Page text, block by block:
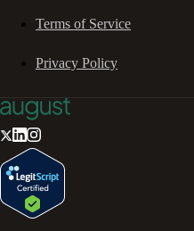
Terms of Service
Privacy Policy